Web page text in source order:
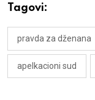
Tagovi:
pravda za dženana
apelkacioni sud